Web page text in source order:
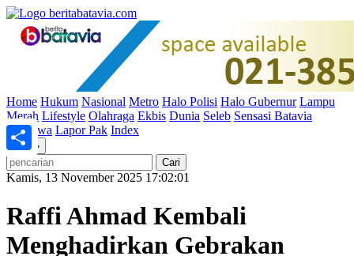
Home Hukum Nasional Metro Halo Polisi Halo Gubernur Lampu
Merah Lifestyle Olahraga Ekbis Dunia Seleb Sensasi Batavia
Peristiwa Lapor Pak Index
»
Kamis, 13 November 2025 17:02:01
Raffi Ahmad Kembali
Menghadirkan Gebrakan
Share